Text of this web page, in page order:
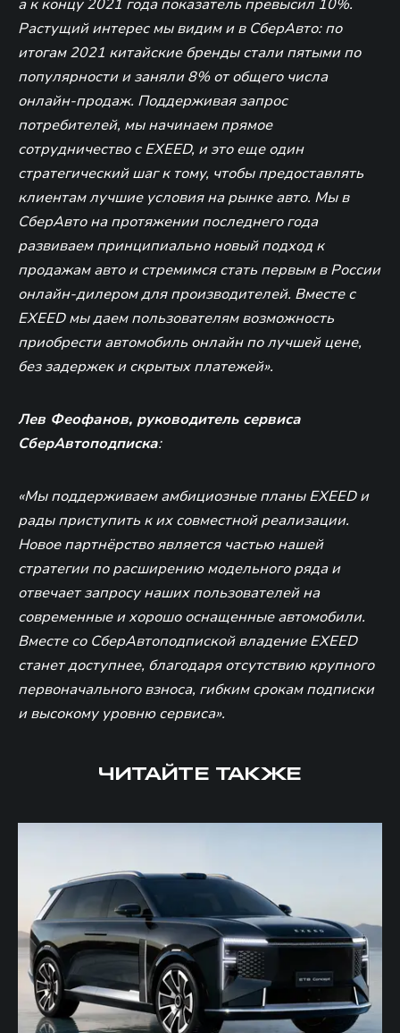
а к концу 2021 года показатель превысил 10%.
Растущий интерес мы видим и в СберАвто: по
итогам 2021 китайские бренды стали пятыми по
популярности и заняли 8% от общего числа
онлайн-продаж. Поддерживая запрос
потребителей, мы начинаем прямое
сотрудничество с EXEED, и это еще один
стратегический шаг к тому, чтобы предоставлять
клиентам лучшие условия на рынке авто. Мы в
СберАвто на протяжении последнего года
развиваем принципиально новый подход к
продажам авто и стремимся стать первым в России
онлайн-дилером для производителей. Вместе с
EXEED мы даем пользователям возможность
приобрести автомобиль онлайн по лучшей цене,
без задержек и скрытых платежей».
Лев Феофанов, руководитель сервиса
СберАвтоподписка:
«Мы поддерживаем амбициозные планы EXEED и
рады приступить к их совместной реализации.
Новое партнёрство является частью нашей
стратегии по расширению модельного ряда и
отвечает запросу наших пользователей на
современные и хорошо оснащенные автомобили.
Вместе со СберАвтоподпиской владение EXEED
станет доступнее, благодаря отсутствию крупного
первоначального взноса, гибким срокам подписки
и высокому уровню сервиса».
ЧИТАЙТЕ ТАКЖЕ